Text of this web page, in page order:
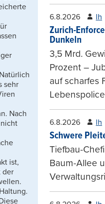
sehr
Nach
ist,
der
6.8.2026 lh
Zurich-
Dunkeln
3,5 Mrd.
Prozent –
auf scharfes
6.8.2026 lh
Schwere
Tiefbau-
Baum-Allee